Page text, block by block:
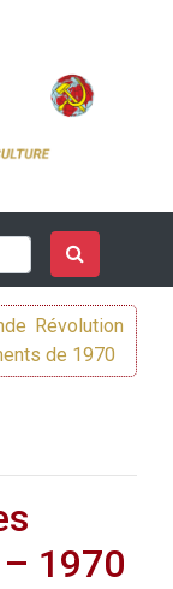
Révolution
de 1970
1970